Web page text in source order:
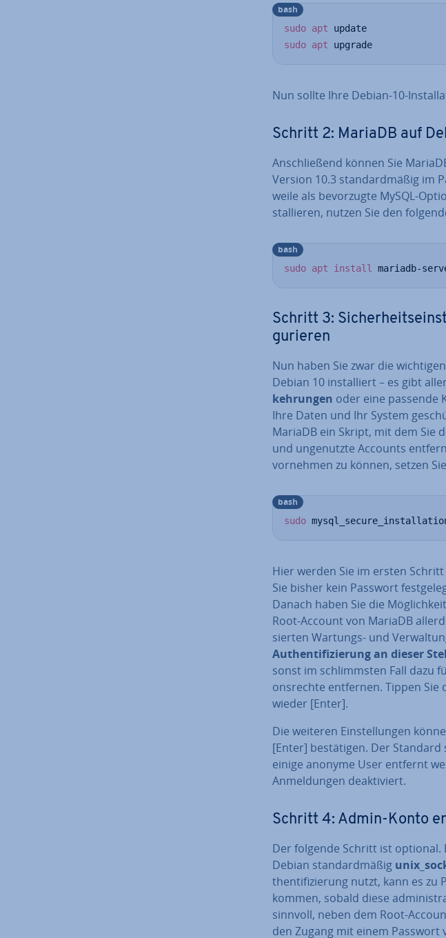
sudo apt
sudo apt upgrade
bash
Nun sollte Ihre Debian-10-
Schritt 2: MariaDB auf
An­schlie­ßend können Sie
Version 10.3 stan­dard­mä­ßig im
wei­le als be­vor­zug­te MySQL-
stal­lie­ren, nutzen Sie den
sudo apt install mariadb-
bash
Schritt 3:
gu­rie­ren
Nun haben Sie zwar die
Debian 10 in­stal­liert – es gibt
keh­run­gen oder eine passende
Ihre Daten und Ihr System
MariaDB ein Skript, mit dem Sie
und un­ge­nutz­te Accounts
vornehmen zu können, setzen
sudo
bash
Hier werden Sie im ersten
Sie bisher kein Passwort
Danach haben Sie die
Root-Account von MariaDB
sier­ten Wartungs- und
Au­then­ti­fi­zie­rung an dieser
sonst im schlimms­ten Fall dazu
ons­rech­te entfernen. Tippen Sie
wieder [Enter].
Die weiteren Ein­stel­lun­gen
[Enter] be­stä­ti­gen. Der
einige anonyme User entfernt
An­mel­dun­gen de­ak­ti­viert.
Schritt 4: Admin-Konto
Der folgende Schritt ist optional.
Debian stan­dard­mä­ßig
then­ti­fi­zie­rung nutzt, kann es zu
kommen, sobald diese
sinnvoll, neben dem Root-
den Zugang mit einem